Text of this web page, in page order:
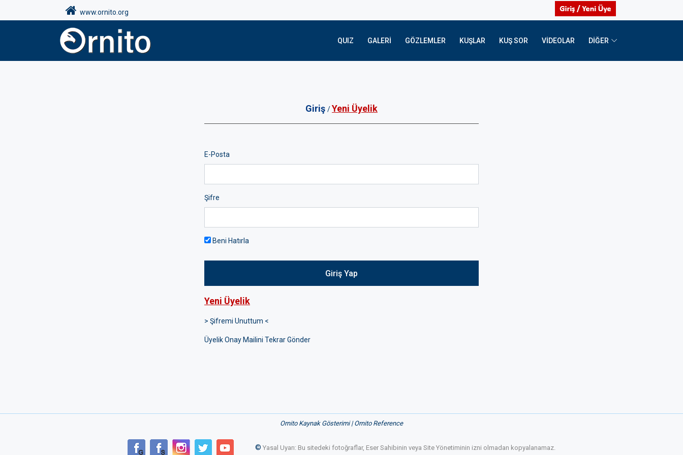
www.ornito.org
QUIZ GALERI GÖZLEMLER KUŞLAR KUŞ SOR VIDEOLAR DİĞER
Giriş /Yeni Üyelik
E-Posta
Şifre
Beni Hatırla
Giriş Yap
Yeni Üyelik
> Şifremi Unuttum <
Üyelik Onay Mailini Tekrar Gönder
Ornito Kaynak Gösterimi | Ornito Reference
© Yasal Uyarı: Bu sitedeki fotoğraflar, Eser Sahibinin veya Site Yönetiminin izni olmadan kopyalanamaz.